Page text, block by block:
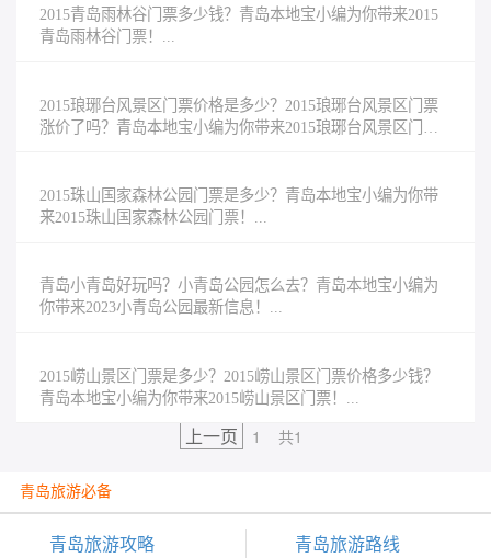
2015青岛雨林谷门票多少钱？青岛本地宝小编为你带来2015
青岛雨林谷门票！...
2015琅琊台风景区门票价格是多少？2015琅琊台风景区门票
涨价了吗？青岛本地宝小编为你带来2015琅琊台风景区门
2015珠山国家森林公园门票是多少？青岛本地宝小编为你带
来2015珠山国家森林公园门票！...
青岛小青岛好玩吗？小青岛公园怎么去？青岛本地宝小编为
你带来2023小青岛公园最新信息！...
2015崂山景区门票是多少？2015崂山景区门票价格多少钱？
青岛本地宝小编为你带来2015崂山景区门票！...
上一页 1 共1
青岛旅游必备
青岛旅游攻略 青岛旅游路线